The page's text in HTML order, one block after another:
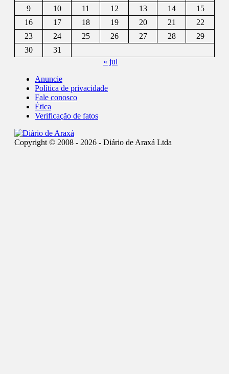
9
10 11 12 13 14
15
16
17 18 19 20 21
22
23
24 25 26 27 28
29
30
31
« jul
Anuncie
Política de privacidade
Fale conosco
Ética
Verificação de fatos
Copyright © 2008 - 2026 - Diário de Araxá Ltda